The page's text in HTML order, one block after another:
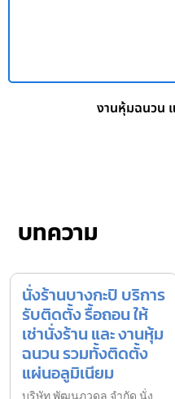
งานหุ้มฉนวน
บทความ
นั่งร้านบางกะปิ บริการ
รับติดตั้ง รื้อถอน ให้
เช่านั่งร้าน และ งานหุ้ม
ฉนวน รวมทั้งติดตั้ง
แผ่นอลูมิเนียม